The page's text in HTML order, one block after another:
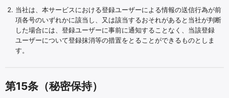
当社は、本サービスにおける登録ユーザーによる情報の送信行為が前
項各号のいずれかに該当し、又は該当するおそれがあると当社が判断
した場合には、登録ユーザーに事前に通知することなく、当該登録
ユーザーについて登録抹消等の措置をとることができるものとしま
す。
第15条（秘密保持）